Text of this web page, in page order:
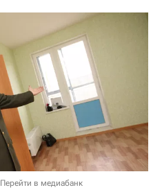
Перейти в медиабанк